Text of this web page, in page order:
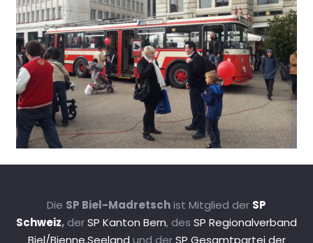
Die SP Biel-Madretschist Mitglied der SP
Schweiz,derSP Kanton Bern, des SP Regionalverband
Biel/Bienne.Seeland und derSP Gesamtpartei der